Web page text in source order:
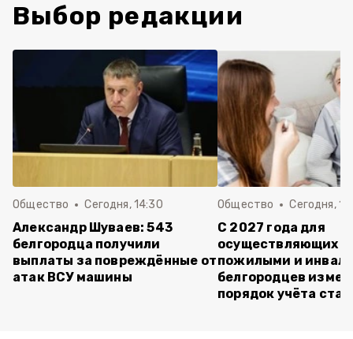
Выбор редакции
Общество Сегодня, 14:30
Александр Шуваев: 543
белгородца получили
выплаты за повреждённые от
атак ВСУ машины
Общество Сегодня,
С 2027 года для
осуществляющих
пожилыми и
белгородцев
порядок учёта ста